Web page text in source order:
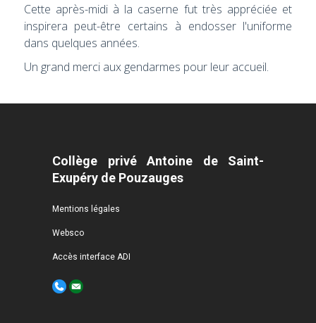
Cette après-midi à la caserne fut très appréciée et
inspirera peut-être certains à endosser l'uniforme
dans quelques années.
Un grand merci aux gendarmes pour leur accueil.
Collège privé Antoine de Saint-
Exupéry de Pouzauges
Mentions légales
Websco
Accès interface ADI